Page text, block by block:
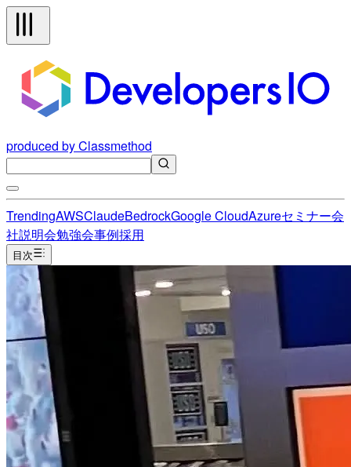
produced by Classmethod
TrendingAWSClaudeBedrockGoogle CloudAzureセミナー会
社説明会勉強会事例採用
目次